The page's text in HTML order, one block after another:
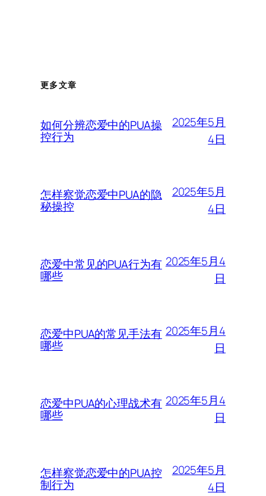
更多文章
如何分辨恋爱中的PUA操
控行为
2025年5月
4日
怎样察觉恋爱中PUA的隐
秘操控
2025年5月
4日
恋爱中常见的PUA行为有
哪些
2025年5月4
日
恋爱中PUA的常见手法有
哪些
2025年5月4
日
恋爱中PUA的心理战术有
哪些
2025年5月4
日
怎样察觉恋爱中的PUA控
制行为
2025年5月
4日